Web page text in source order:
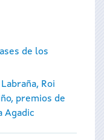
de los
Roi
premios de
Agadic